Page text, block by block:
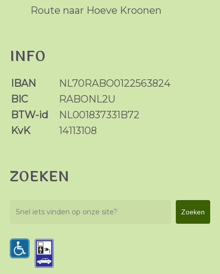
Route naar Hoeve Kroonen
INFO
IBAN
NL70RABO0122563824
BIC
RABONL2U
BTW-id
NL001837331B72
KvK
14113108
ZOEKEN
Zoeken Zoeken